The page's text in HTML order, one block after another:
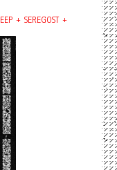
+ SEREGOST +